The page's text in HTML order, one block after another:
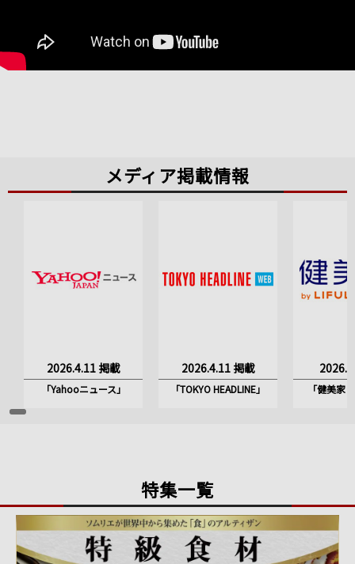
メディア掲載情報
2026.4.11 掲載
「Yahooニュース」
2026.4.11 掲載
「TOKYO HEADLINE」 「健美家
特集一覧